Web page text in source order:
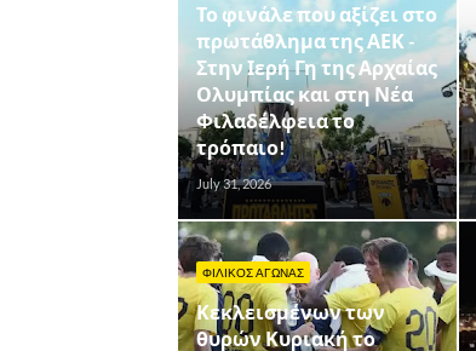
Το φινάλε που αξίζει στο
πρωτάθλημα της ΑΕΚ -
Στην Ιερή Γη της Αρχαίας
Ολυμπίας και στη Νέα
Φιλαδέλφεια το
τρόπαιο!
July 31, 2026
ΦΙΛΙΚΟΣ ΑΓΩΝΑΣ
Κεκλεισμένων των
θυρών Κυριακή το